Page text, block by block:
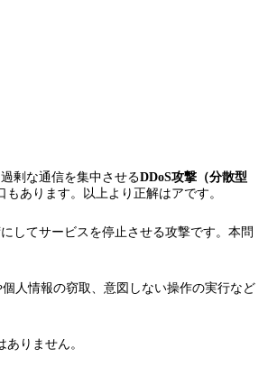
剰な通信を集中させるDDoS攻撃（分散型
あります。以上より正解はアです。
してサービスを停止させる攻撃です。本問
人情報の窃取、意図しない操作の実行など
りません。